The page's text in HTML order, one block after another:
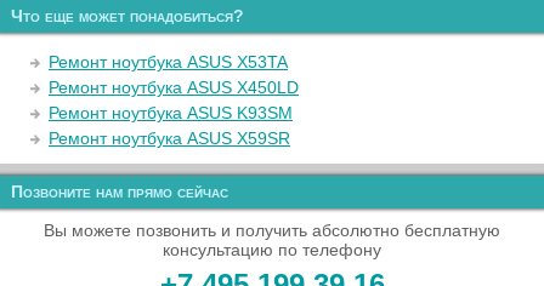
Что еще может понадобиться?
Ремонт ноутбука ASUS X53TA
Ремонт ноутбука ASUS X450LD
Ремонт ноутбука ASUS K93SM
Ремонт ноутбука ASUS X59SR
Позвоните нам прямо сейчас
Вы можете позвонить и получить абсолютно бесплатную
консультацию по телефону